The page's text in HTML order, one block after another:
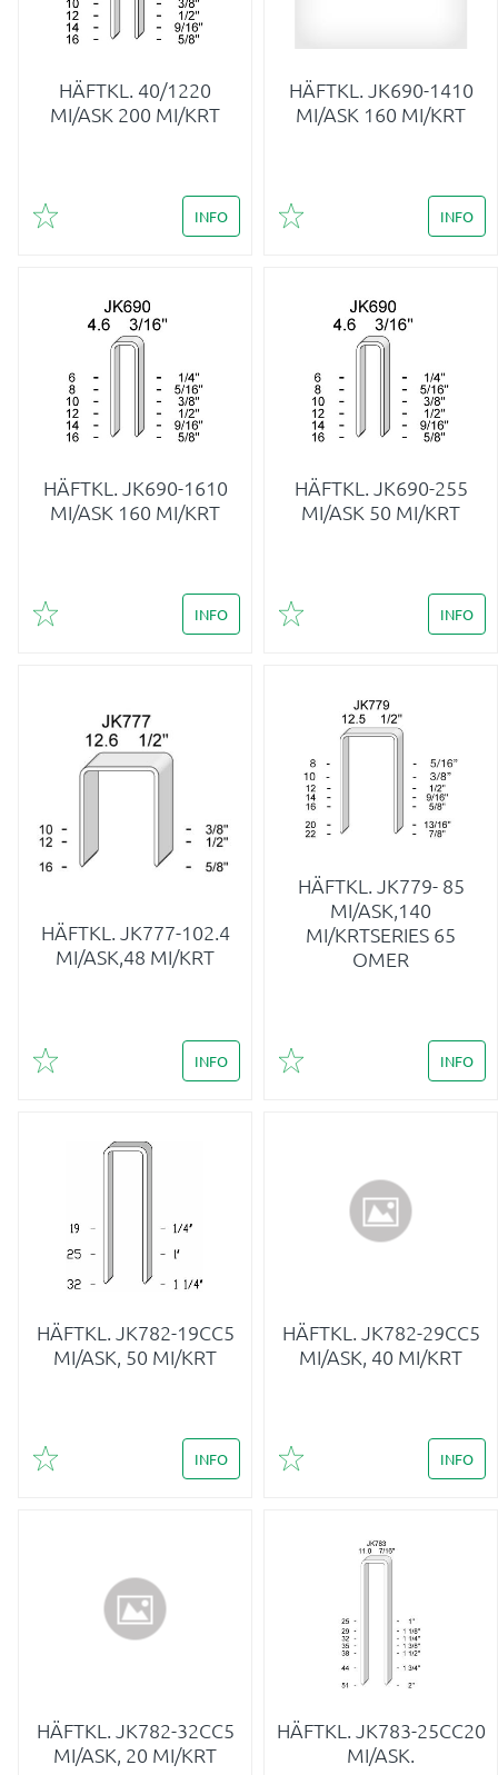
HÄFTKL. 40/1220
MI/ASK 200 MI/KRT
Lägg till i favoriter
INFO
HÄFTKL. JK690-1410
MI/ASK 160 MI/KRT
Lägg till i favoriter
INFO
HÄFTKL. JK690-1610
MI/ASK 160 MI/KRT
Lägg till i favoriter
INFO
HÄFTKL. JK690-255
MI/ASK 50 MI/KRT
Lägg till i favoriter
INFO
HÄFTKL. JK777-102.4
MI/ASK,48 MI/KRT
Lägg till i favoriter
INFO
HÄFTKL. JK779- 85
MI/ASK,140
MI/KRTSERIES 65
OMER
Lägg till i favoriter
INFO
HÄFTKL. JK782-19CC5
MI/ASK, 50 MI/KRT
Lägg till i favoriter
INFO
HÄFTKL. JK782-29CC5
MI/ASK, 40 MI/KRT
Lägg till i favoriter
INFO
HÄFTKL. JK782-32CC5
MI/ASK, 20 MI/KRT
HÄFTKL. JK783-25CC20
MI/ASK.